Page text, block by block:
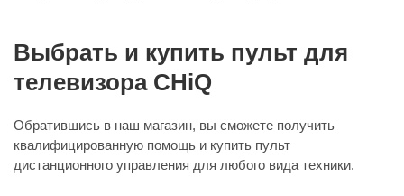
Выбрать и купить пульт для
телевизора CHiQ
Обратившись в наш магазин, вы сможете получить
квалифицированную помощь и купить пульт
дистанционного управления для любого вида техники.